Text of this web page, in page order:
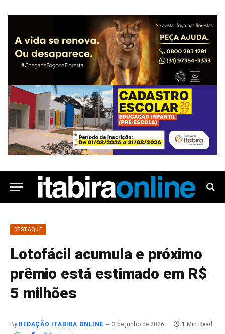
DESTAQUE
Lotofácil acumula e próximo
prêmio está estimado em R$
5 milhões
By REDAÇÃO ITABIRA ONLINE 3 de junho de 2026 1 Min Read